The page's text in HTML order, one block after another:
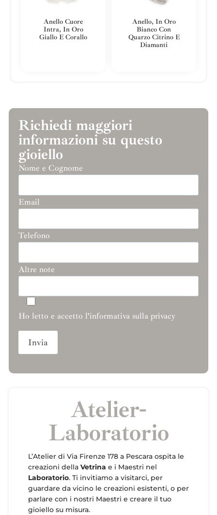
Anello Cuore
Intra, In Oro
Giallo E Corallo
Anello, In Oro
Bianco Con
Quarzo Citrino E
Diamanti
Richiedi maggiori
informazioni su questo
gioiello
Nome e Cognome
Email
Telefono
Altre note
Ho letto e accetto l’informativa sulla privacy
Atelier-
Laboratorio
L’Atelier di Via Firenze 178 a Pescara ospita le
creazioni della Vetrina e i Maestri nel
Laboratorio. Ti invitiamo a visitarci, per
guardare da vicino le creazioni esistenti, o per
parlare con i nostri Maestri e creare il tuo
gioiello su misura.